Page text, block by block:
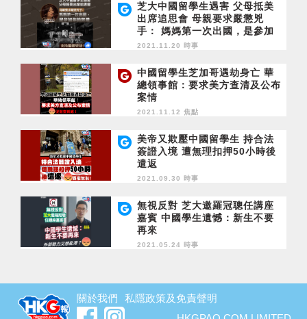
芝大中國留學生遇害 父母抵美
出席追思會 母親要求嚴懲兇
手： 媽媽第一次出國，是參加
你的葬禮
2021.11.20 時事
中國留學生芝加哥遇劫身亡 華
總領事館：要求美方查清及公布
案情
2021.11.12 焦點
美帝又欺壓中國留學生 持合法
簽證入境 遭無理扣押50小時後
遣返
2021.09.30 時事
無視反對 芝大邀羅冠聰任講座
嘉賓 中國學生遺憾：新生不要
再來
2021.05.24 時事
關於我們
私隱政策及免責聲明